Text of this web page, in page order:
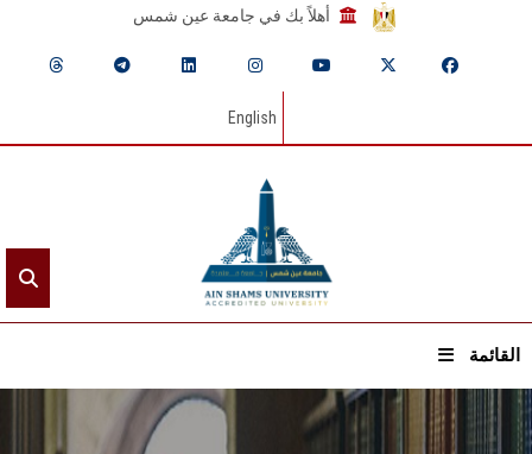
أهلاً بك في جامعة عين شمس
English
القائمة